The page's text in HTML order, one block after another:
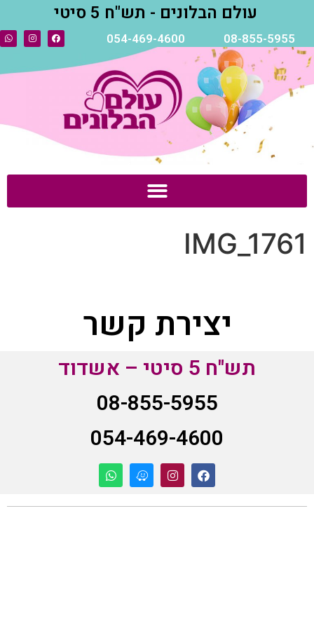
עולם הבלונים - תש"ח 5 סיטי
08-855-5955
054-469-4600
IMG_1761
יצירת קשר
תש"ח 5 סיטי – אשדוד
08-855-5955
054-469-4600